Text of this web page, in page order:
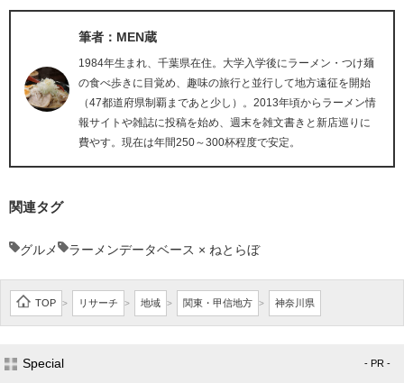
筆者：MEN蔵
1984年生まれ、千葉県在住。大学入学後にラーメン・つけ麺
の食べ歩きに目覚め、趣味の旅行と並行して地方遠征を開始
（47都道府県制覇まであと少し）。2013年頃からラーメン情
報サイトや雑誌に投稿を始め、週末を雑文書きと新店巡りに
費やす。現在は年間250～300杯程度で安定。
関連タグ
グルメ ラーメンデータベース × ねとらぼ
TOP > リサーチ > 地域 > 関東・甲信地方 > 神奈川県
Special - PR -